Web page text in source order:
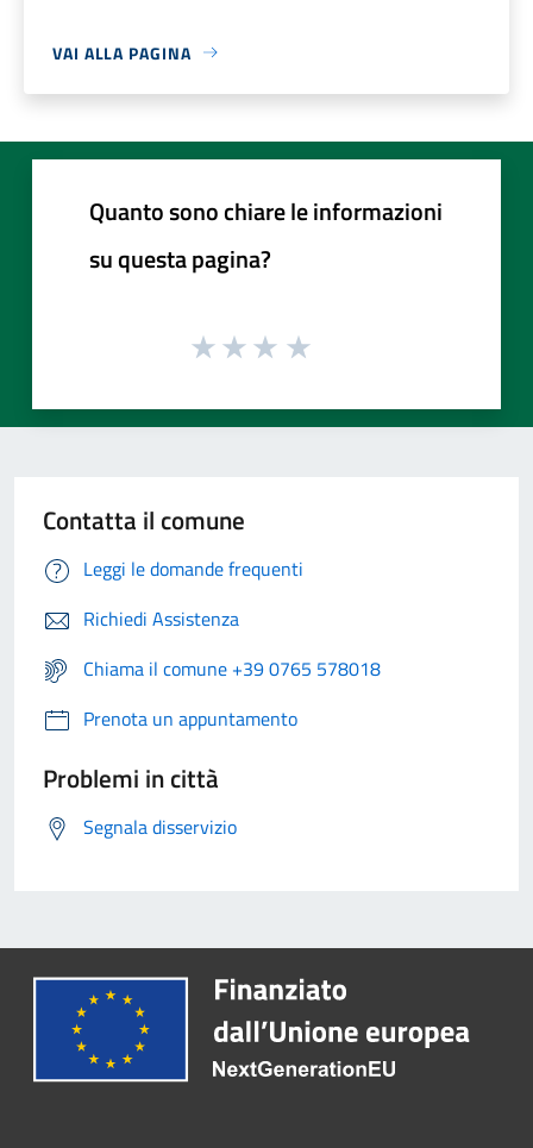
VAI ALLA PAGINA
Quanto sono chiare le informazioni
su questa pagina?
Contatta il comune
Leggi le domande frequenti
Richiedi Assistenza
Chiama il comune +39 0765 578018
Prenota un appuntamento
Problemi in città
Segnala disservizio